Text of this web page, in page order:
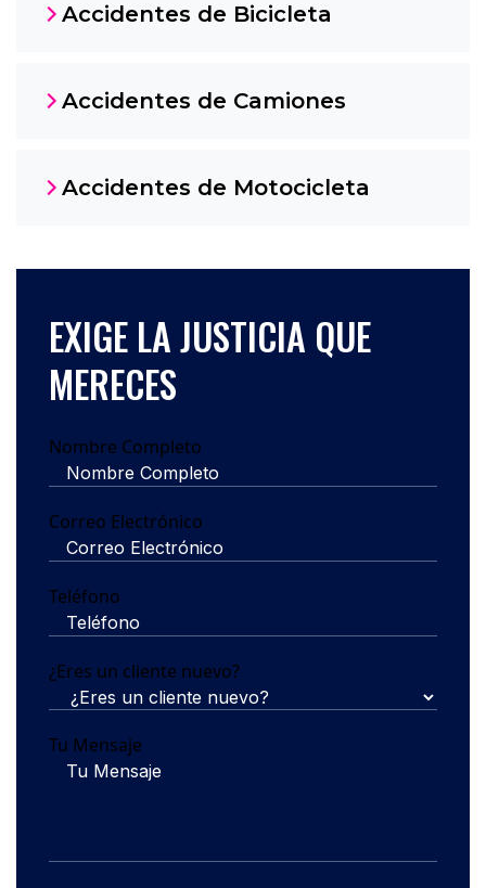
Accidentes de Bicicleta
Accidentes de Camiones
Accidentes de Motocicleta
EXIGE LA JUSTICIA QUE
MERECES
Nombre Completo
Correo Electrónico
Teléfono
¿Eres un cliente nuevo?
Tu Mensaje